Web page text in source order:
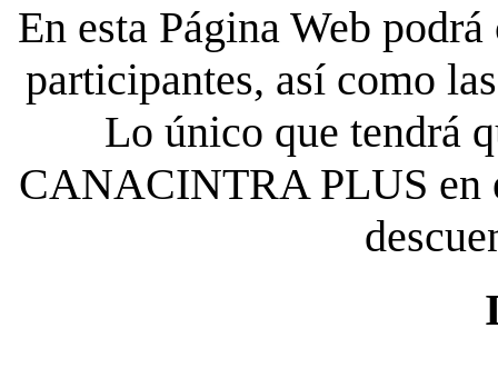
En esta Página Web
participantes, así como
Lo único que tendrá
CANACINTRA PLUS en